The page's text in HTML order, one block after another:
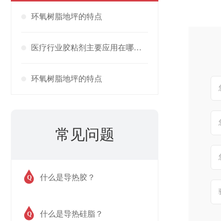
环氧树脂地坪的特点
医疗行业胶粘剂主要应用在哪里？作用是什么？
环氧树脂地坪的特点
常见问题
Q 什么是导热胶？
Q 什么是导热硅脂？